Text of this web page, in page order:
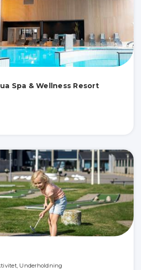
Spa & Wellness Resort
Underholdning